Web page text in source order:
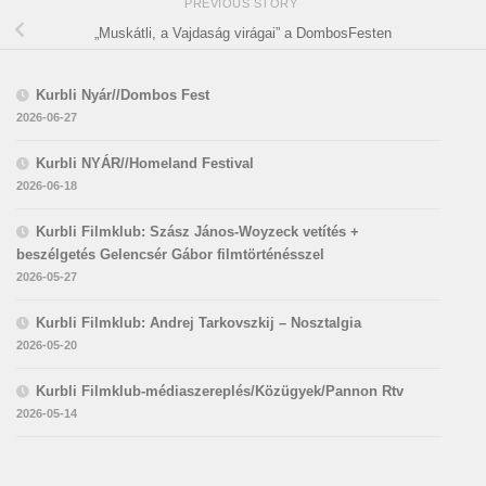
PREVIOUS STORY
„Muskátli, a Vajdaság virágai” a DombosFesten
Kurbli Nyár//Dombos Fest
2026-06-27
Kurbli NYÁR//Homeland Festival
2026-06-18
Kurbli Filmklub: Szász János-Woyzeck vetítés +
beszélgetés Gelencsér Gábor filmtörténésszel
2026-05-27
Kurbli Filmklub: Andrej Tarkovszkij – Nosztalgia
2026-05-20
Kurbli Filmklub-médiaszereplés/Közügyek/Pannon Rtv
2026-05-14